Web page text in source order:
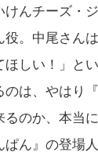
けんチーズ・
役。中尾さん
しい！」と
のは、やはり
るのか、本当
ぱん』の登場